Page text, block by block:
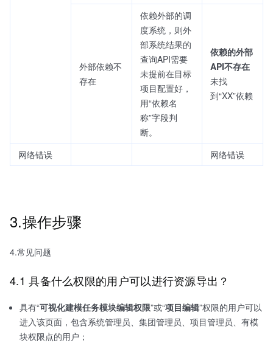
外部依赖不
存在
依赖外部的调
度系统，则外
部系统结果的
查询API需要
未提前在目标
项目配置好，
用“依赖名
称”字段判
断。
依赖的外部
API不存在
未找
到“XX”依赖
网络错误 网络错误
3.操作步骤
4.常见问题
4.1 具备什么权限的用户可以进行资源导出？
具有“可视化建模任务模块编辑权限”或“项目编辑”权限的用户可以
进入该页面，包含系统管理员、集团管理员、项目管理员、有模
块权限点的用户；